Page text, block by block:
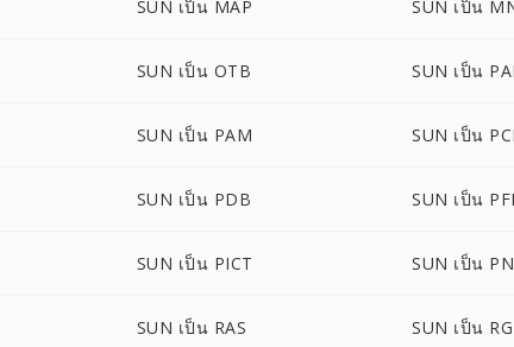
SUN เป็น MAP SUN เป็น
SUN เป็น OTB SUN เป็น
SUN เป็น PAM SUN เป็น
SUN เป็น PDB SUN เป็น
SUN เป็น PICT SUN เป็น
SUN เป็น RAS SUN เป็น